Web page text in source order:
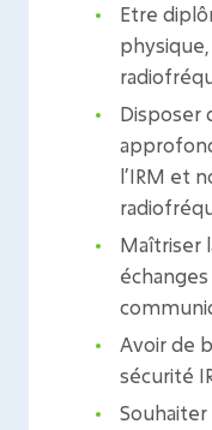
Etre
Disposer
l’IRM et
Maîtriser
Avoir de
sécurité
Souhaiter